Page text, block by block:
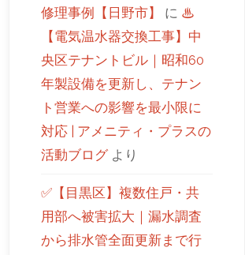
修理事例【日野市】
に ♨
【電気温水器交換工事】中
央区テナントビル｜昭和60
年製設備を更新し、テナン
ト営業への影響を最小限に
対応 | アメニティ・プラスの
活動ブログより
✅【目黒区】複数住戸・共
用部へ被害拡大｜漏水調査
から排水管全面更新まで行